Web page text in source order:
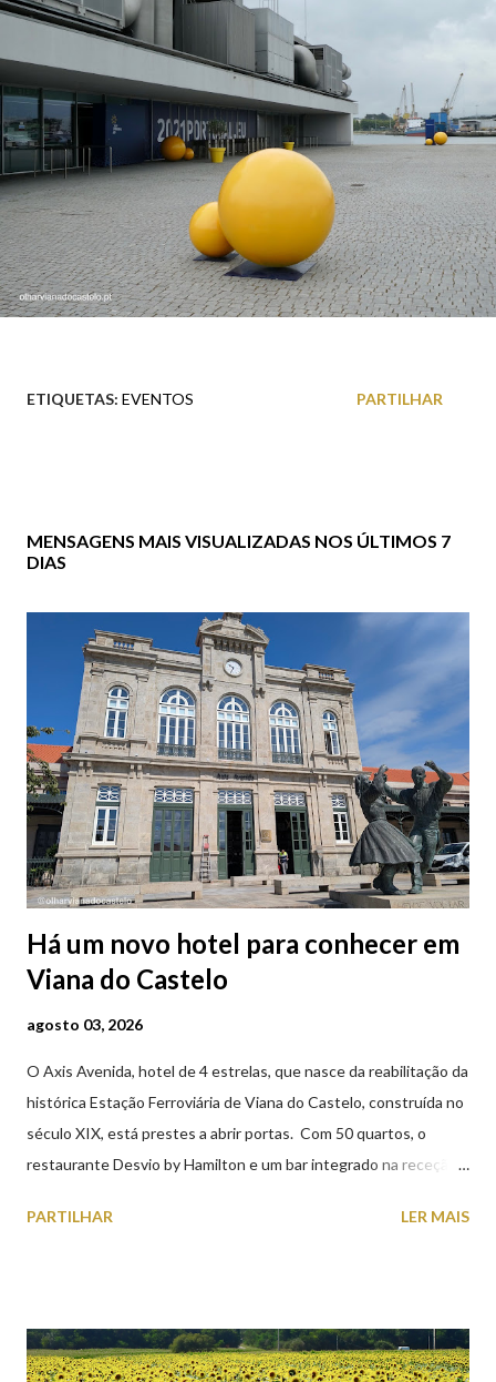
ETIQUETAS: EVENTOS PARTILHAR
MENSAGENS MAIS VISUALIZADAS NOS ÚLTIMOS 7
DIAS
Há um novo hotel para conhecer em
Viana do Castelo
agosto 03, 2026
O Axis Avenida, hotel de 4 estrelas, que nasce da reabilitação da
histórica Estação Ferroviária de Viana do Castelo, construída no
século XIX, está prestes a abrir portas. Com 50 quartos, o
restaurante Desvio by Hamilton e um bar integrado na receção,
peças históricas cedidas pela IP Património que homenageiam a
PARTILHAR LER MAIS